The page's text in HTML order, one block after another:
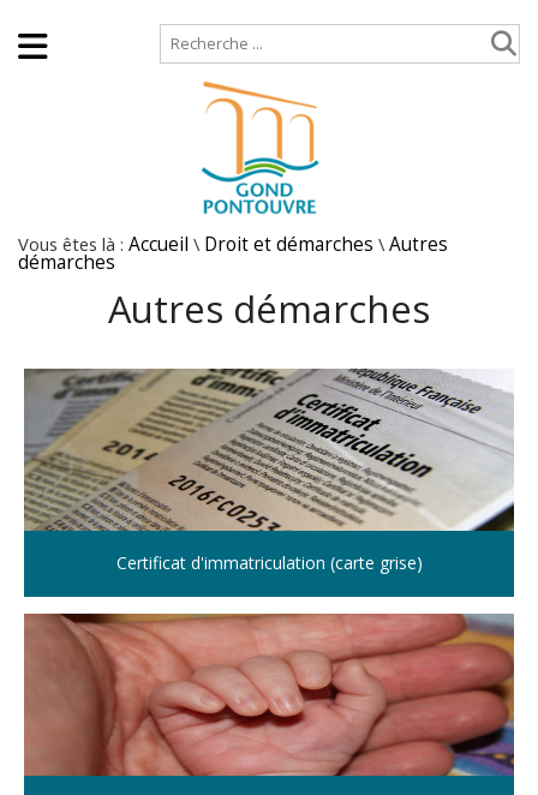
Vous êtes là : Accueil \ Droit et démarches \ Autres
démarches
Autres démarches
Certificat d'immatriculation (carte grise)